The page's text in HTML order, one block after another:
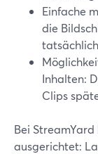
Einfache
die
Inhalten:
Clips
Bei
ausgerichtet: